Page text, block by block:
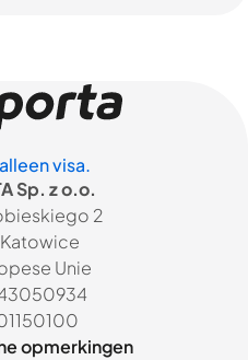
visa.
Sp. z o.o.
2
Unie
opmerkingen